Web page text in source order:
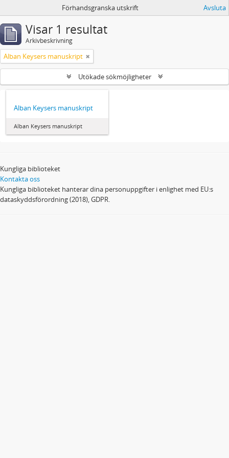
Förhandsgranska utskrift Avsluta
Visar 1 resultat
Arkivbeskrivning
Alban Keysers manuskript
Utökade sökmöjligheter
Alban Keysers manuskript
Alban Keysers manuskript
Kungliga biblioteket
Kontakta oss
Kungliga biblioteket hanterar dina personuppgifter i enlighet med EU:s
dataskyddsförordning (2018), GDPR.